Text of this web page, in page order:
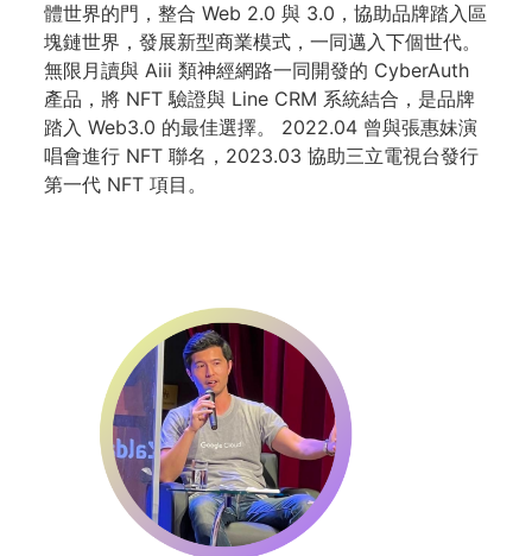
體世界的門，整合 Web 2.0 與 3.0，協助品牌踏入區
塊鏈世界，發展新型商業模式，一同邁入下個世代。
無限月讀與 Aiii 類神經網路一同開發的 CyberAuth
產品，將 NFT 驗證與 Line CRM 系統結合，是品牌
踏入 Web3.0 的最佳選擇。 2022.04 曾與張惠妹演
唱會進行 NFT 聯名，2023.03 協助三立電視台發行
第一代 NFT 項目。